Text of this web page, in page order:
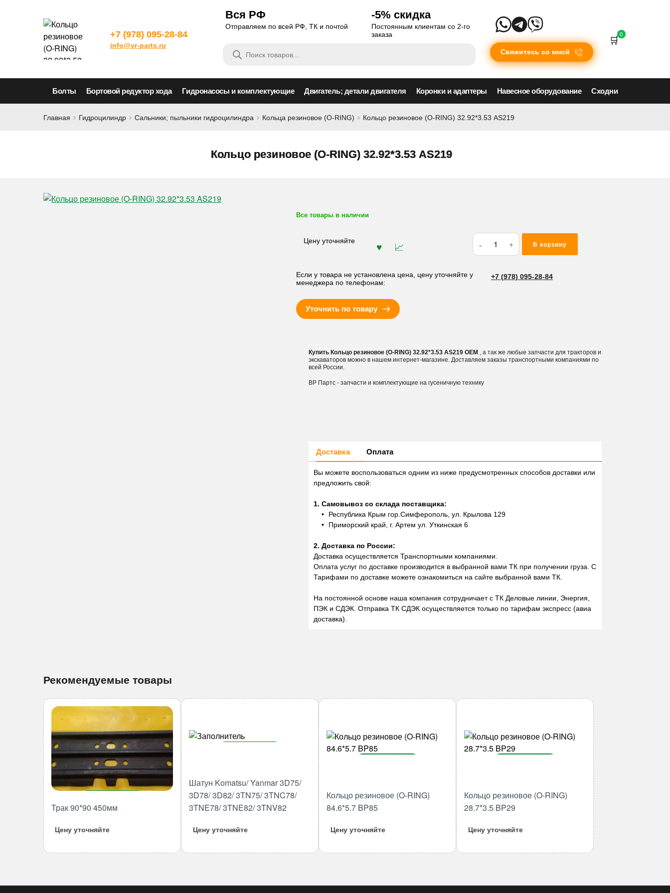
+7 (978) 095-28-84
info@vr-parts.ru
Вся РФ
Отправляем по всей РФ, ТК и почтой
-5% скидка
Постоянным клиентам со 2-го
заказа
товаров Свяжитесь со мной
0
Болты Бортовой редуктор хода Гидронасосы и комплектующие Двигатель; детали двигателя Коронки и адаптеры Навесное оборудование Сходни
Главная Гидроцилиндр Сальники; пыльники гидроцилиндра Кольца резиновое (O-RING) Кольцо резиновое (O-RING) 32.92*3.53 AS219
Кольцо резиновое (O-RING) 32.92*3.53 AS219
Все товары в наличии
Цену уточняйте
Количество
товара
резиновое
В корзину
Если у товара не установлена цена, цену уточняйте у
менеджера по телефонам:
+7 (978) 095-28-84
Уточнить по товару
Купить Кольцо резиновое (O-RING) 32.92*3.53 AS219 OEM , а так же любые запчасти для тракторов и
экскаваторов можно в нашем интернет-магазине. Доставляем заказы транспортными компаниями по
всей России.
ВР Партс - запчасти и комплектующие на гусеничную технику
Доставка Оплата
Вы можете воспользоваться одним из ниже предусмотренных способов доставки или
предложить свой:
1. Самовывоз со склада поставщика:
Республика Крым гор.Симферополь, ул. Крылова 129
Приморский край, г. Артем ул. Уткинская 6
2. Доставка по России:
Доставка осуществляется Транспортными компаниями.
Оплата услуг по доставке производится в выбранной вами ТК при получении груза. С
Тарифами по доставке можете ознакомиться на сайте выбранной вами ТК.
На постоянной основе наша компания сотрудничает с ТК Деловые линии, Энергия,
ПЭК и СДЭК. Отправка ТК СДЭК осуществляется только по тарифам экспресс (авиа
доставка).
Рекомендуемые товары
90*90
Трак 90*90 450мм
Цену уточняйте
товара
Шатун
Komatsu/
3D82/
3TNE78/
Шатун Komatsu/ Yanmar 3D75/
3D78/ 3D82/ 3TN75/ 3TNC78/
3TNE78/ 3TNE82/ 3TNV82
Цену уточняйте
товара
84.6*5.7
Кольцо резиновое (O-RING)
84.6*5.7 BP85
Цену уточняйте
товара
28.7*3.5
Кольцо резиновое (O-RING)
28.7*3.5 BP29
Цену уточняйте